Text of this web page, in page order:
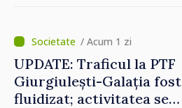
/ Acum 1 zi
UPDATE: Traficul la PTF
Giurgiulești-Galația fost
fluidizat; activitatea se